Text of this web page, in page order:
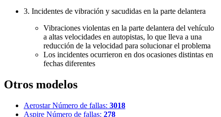
3. Incidentes de vibración y sacudidas en la parte delantera
Vibraciones violentas en la parte delantera del vehículo
a altas velocidades en autopistas, lo que lleva a una
reducción de la velocidad para solucionar el problema
Los incidentes ocurrieron en dos ocasiones distintas en
fechas diferentes
Otros modelos
Aerostar Número de fallas: 3018
Aspire Número de fallas: 278